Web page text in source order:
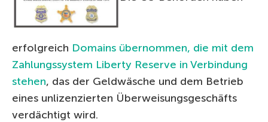
erfolgreich Domains übernommen, die mit dem
Zahlungssystem Liberty Reserve in Verbindung
stehen, das der Geldwäsche und dem Betrieb
eines unlizenzierten Überweisungsgeschäfts
verdächtigt wird.